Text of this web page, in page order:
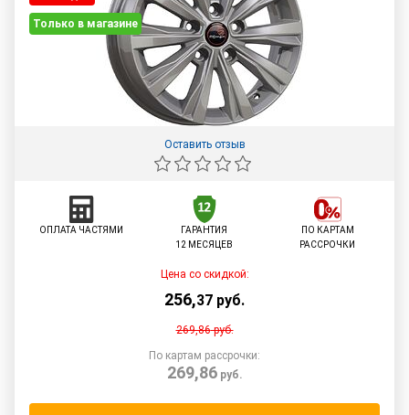
Только в магазине
Оставить отзыв
ОПЛАТА ЧАСТЯМИ
ГАРАНТИЯ
12 МЕСЯЦЕВ
ПО КАРТАМ
РАССРОЧКИ
Цена со скидкой:
256,37 руб.
269,86руб.
По картам рассрочки:
269,86руб.